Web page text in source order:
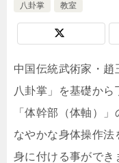
八卦掌
教室
中国伝統武術家・趙
八卦掌」を基礎から
「体幹部（体軸）
なやかな身体操作法
身に付ける事ができ